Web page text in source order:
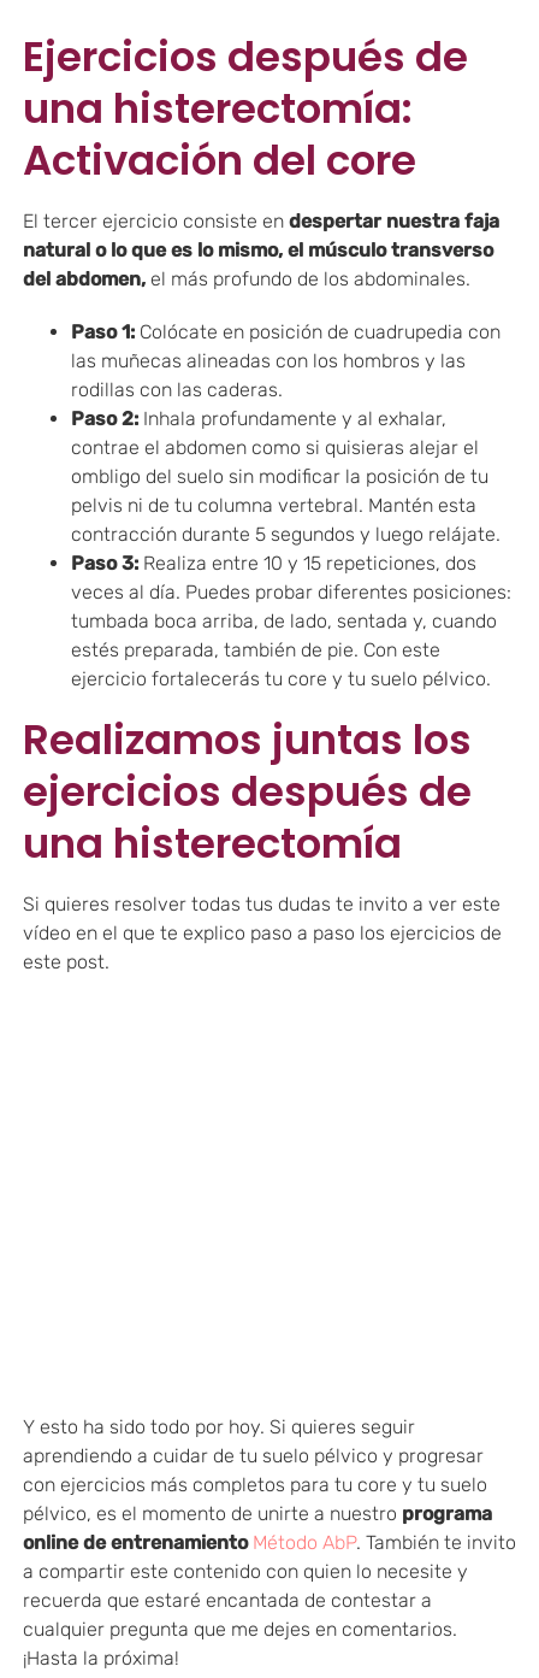
Ejercicios después de
una histerectomía:
Activación del core
El tercer ejercicio consiste en despertar nuestra faja
natural o lo que es lo mismo, el músculo transverso
del abdomen,el más profundo de los abdominales.
Paso 1:Colócate en posición de cuadrupedia con
las muñecas alineadas con los hombros y las
rodillas con las caderas.
Paso 2:Inhala profundamente y al exhalar,
contrae el abdomen como si quisieras alejar el
ombligo del suelo sin modificar la posición de tu
pelvis ni de tu columna vertebral. Mantén esta
contracción durante 5 segundos y luego relájate.
Paso 3:Realiza entre 10 y 15 repeticiones, dos
veces al día. Puedes probar diferentes posiciones:
tumbada boca arriba, de lado, sentada y, cuando
estés preparada, también de pie. Con este
ejercicio fortalecerás tu core y tu suelo pélvico.
Realizamos juntas los
ejercicios después de
una histerectomía
Si quieres resolver todas tus dudas te invito a ver este
vídeo en el que te explico paso a paso los ejercicios de
este post.
Y esto ha sido todo por hoy. Si quieres seguir
aprendiendo a cuidar de tu suelo pélvico y progresar
con ejercicios más completos para tu core y tu suelo
pélvico, es el momento de unirte a nuestro programa
online de entrenamiento Método AbP. También te invito
a compartir este contenido con quien lo necesite y
recuerda que estaré encantada de contestar a
cualquier pregunta que me dejes en comentarios.
¡Hasta la próxima!